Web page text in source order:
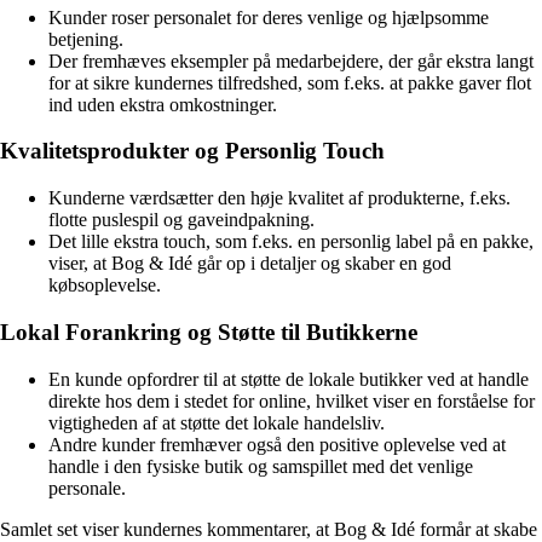
Kunder roser personalet for deres venlige og hjælpsomme
betjening.
Der fremhæves eksempler på medarbejdere, der går ekstra langt
for at sikre kundernes tilfredshed, som f.eks. at pakke gaver flot
ind uden ekstra omkostninger.
Kvalitetsprodukter og Personlig Touch
Kunderne værdsætter den høje kvalitet af produkterne, f.eks.
flotte puslespil og gaveindpakning.
Det lille ekstra touch, som f.eks. en personlig label på en pakke,
viser, at Bog & Idé går op i detaljer og skaber en god
købsoplevelse.
Lokal Forankring og Støtte til Butikkerne
En kunde opfordrer til at støtte de lokale butikker ved at handle
direkte hos dem i stedet for online, hvilket viser en forståelse for
vigtigheden af at støtte det lokale handelsliv.
Andre kunder fremhæver også den positive oplevelse ved at
handle i den fysiske butik og samspillet med det venlige
personale.
Samlet set viser kundernes kommentarer, at Bog & Idé formår at skabe